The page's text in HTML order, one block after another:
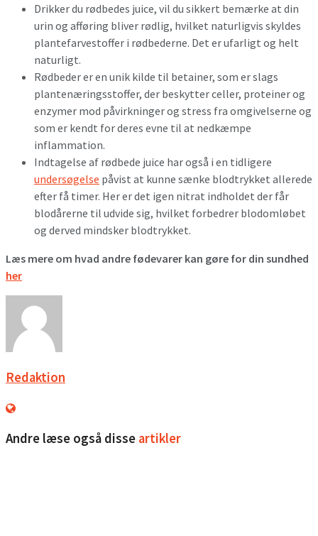
Drikker du rødbedes juice, vil du sikkert bemærke at din
urin og afføring bliver rødlig, hvilket naturligvis skyldes
plantefarvestoffer i rødbederne. Det er ufarligt og helt
naturligt.
Rødbeder er en unik kilde til betainer, som er slags
plantenæringsstoffer, der beskytter celler, proteiner og
enzymer mod påvirkninger og stress fra omgivelserne og
som er kendt for deres evne til at nedkæmpe
inflammation.
Indtagelse af rødbede juice har også i en tidligere
undersøgelse påvist at kunne sænke blodtrykket allerede
efter få timer. Her er det igen nitrat indholdet der får
blodårerne til udvide sig, hvilket forbedrer blodomløbet
og derved mindsker blodtrykket.
Læs mere om hvad andre fødevarer kan gøre for din sundhed
her
Redaktion
Andre læse også disse artikler